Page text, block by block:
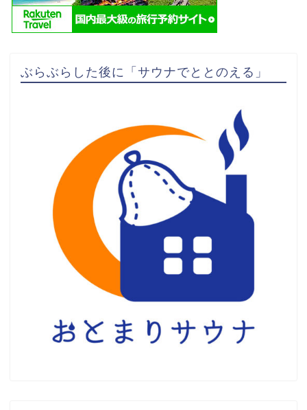
ぶらぶらした後に「サウナでととのえる」